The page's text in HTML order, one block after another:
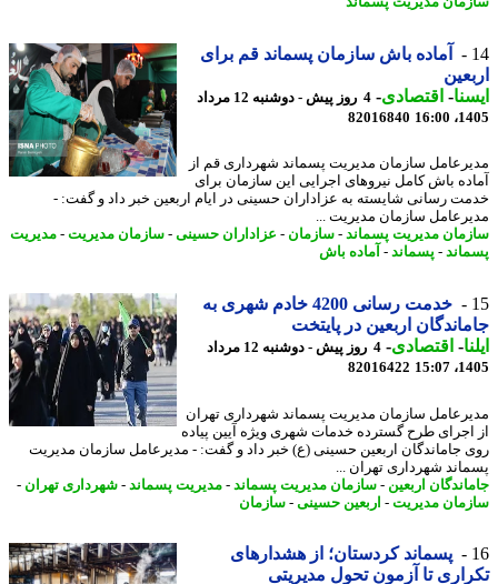
آماده باش سازمان پسماند قم برای
-اقتصادی-
4 روز پیش - دوشنبه 12 مرداد
82016840
سازمان مدیریت پسماند شهرداری قم از
باش کامل نیروهای اجرایی این سازمان برای
رسانی شایسته به عزاداران حسینی در ایام اربعین خبر داد و گفت: -
سازمان مدیریت ...
مدیریت پسماند-سازمان -عزاداران حسینی-سازمان مدیریت-مدیریت
-پسماند-آماده باش
خدمت رسانی 4200 خادم شهری به
اربعین در پایتخت
-اقتصادی-
4 روز پیش - دوشنبه 12 مرداد
82016422
سازمان مدیریت پسماند شهرداری تهران
طرح گسترده خدمات شهری ویژه آیین پیاده
جاماندگان اربعین حسینی (ع) خبر داد و گفت: - مدیرعامل سازمان مدیریت
شهرداری تهران ...
اربعین -سازمان مدیریت پسماند-مدیریت پسماند-شهرداری تهران-
مدیریت-اربعین حسینی-سازمان
پسماند کردستان؛ از هشدارهای
تا آزمون تحول مدیریتی